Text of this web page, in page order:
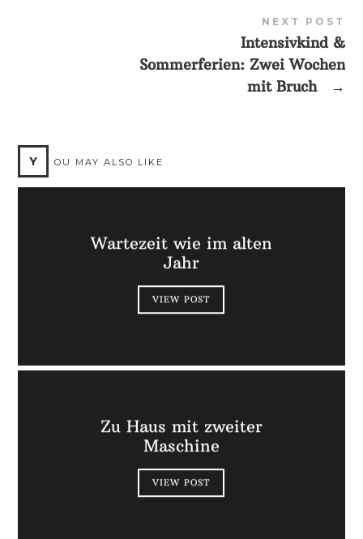
NEXT POST
Intensivkind &
Sommerferien: Zwei Wochen
mit Bruch
→
Y OU MAY ALSO LIKE
Wartezeit wie im alten
Jahr
VIEW POST
Zu Haus mit zweiter
Maschine
VIEW POST